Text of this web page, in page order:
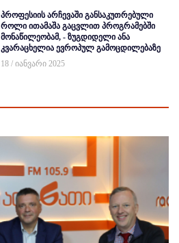
პროფესიის არჩევაში განსაკუთრებული
როლი ითამაშა გაცვლით პროგრამებში
მონაწილეობამ, - ზუგდიდელი ანა
კვარაცხელია ევროპულ გამოცდილებაზე
18 / იანვარი 2025